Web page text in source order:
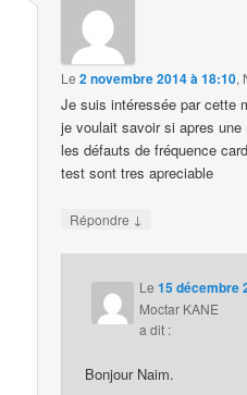
Le2 novembre 2014 à 18:10,
Je suis intéressée par cette
je voulait savoir si apres
les défauts de fréquence
test sont tres apreciable
Répondre ↓
Le15 décembre
Moctar KANE
a dit :
Bonjour Naim.